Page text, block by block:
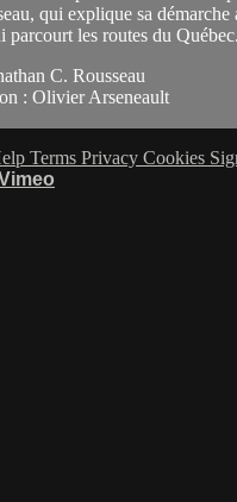
qui explique sa démarche
parcourt les routes du Québec.
C. Rousseau
: Olivier Arseneault
Terms Privacy Cookies